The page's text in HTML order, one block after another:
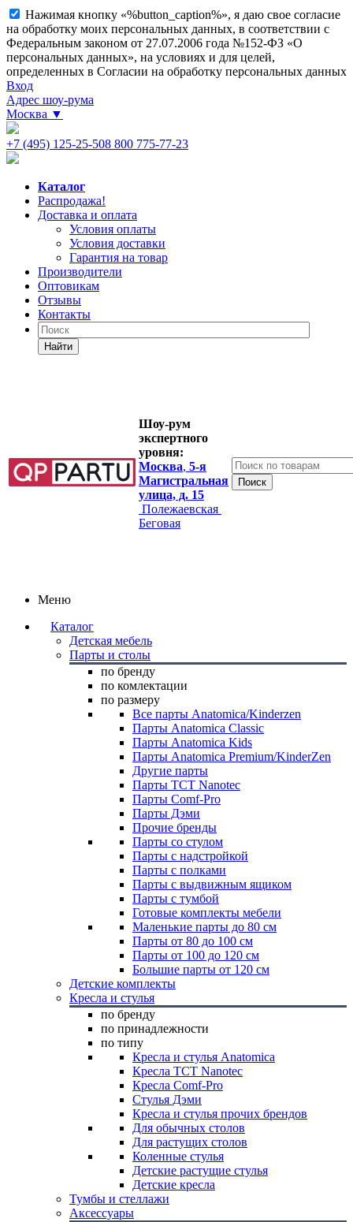
Нажимая кнопку «%button_caption%», я даю свое согласие
на обработку моих персональных данных, в соответствии с
Федеральным законом от 27.07.2006 года №152-ФЗ «О
персональных данных», на условиях и для целей,
определенных в Согласии на обработку персональных данных
Вход
Адрес шоу-рума
Москва ▼
+7 (495) 125-25-508 800 775-77-23
Каталог
Распродажа!
Доставка и оплата
Условия оплаты
Условия доставки
Гарантия на товар
Производители
Оптовикам
Отзывы
Контакты
Найти
Шоу-рум
экспертного
уровня:
Москва, 5-я
Магистральная
улица, д. 15
Полежаевская
Беговая
Меню
Каталог
Детская мебель
Парты и столы
по бренду
по комлектации
по размеру
Все парты Anatomica/Kinderzen
Парты Anatomica Classic
Парты Anatomica Kids
Парты Anatomica Premium/KinderZen
Другие парты
Парты TCT Nanotec
Парты Comf-Pro
Парты Дэми
Прочие бренды
Парты со стулом
Парты с надстройкой
Парты с полками
Парты с выдвижным ящиком
Парты с тумбой
Готовые комплекты мебели
Маленькие парты до 80 см
Парты от 80 до 100 см
Парты от 100 до 120 см
Большие парты от 120 см
Детские комплекты
Кресла и стулья
по бренду
по принадлежности
по типу
Кресла и стулья Anatomica
Кресла TCT Nanotec
Кресла Comf-Pro
Стулья Дэми
Кресла и стулья прочих брендов
Для обычных столов
Для растущих столов
Коленные стулья
Детские растущие стулья
Детские кресла
Тумбы и стеллажи
Аксессуары